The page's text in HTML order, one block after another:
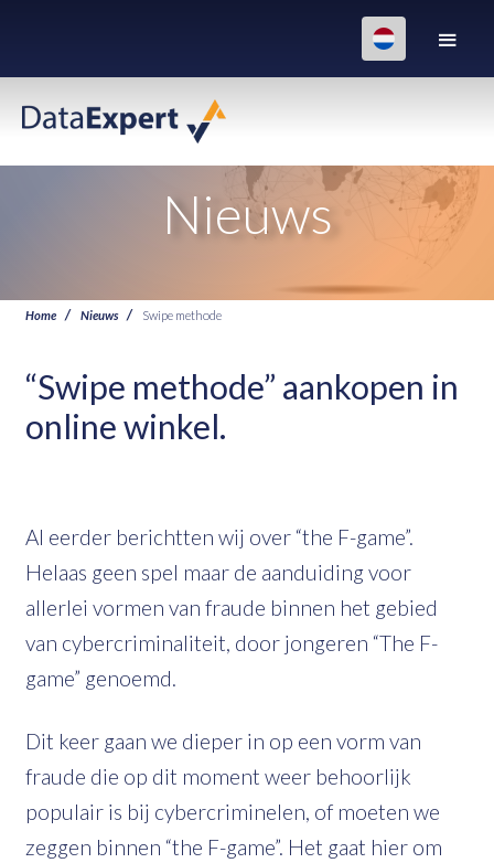
Nieuws
Home Nieuws Swipe methode
“Swipe methode” aankopen in
online winkel.
Al eerder berichtten wij over “the F-game”.
Helaas geen spel maar de aanduiding voor
allerlei vormen van fraude binnen het gebied
van cybercriminaliteit, door jongeren “The F-
game” genoemd.
Dit keer gaan we dieper in op een vorm van
fraude die op dit moment weer behoorlijk
populair is bij cybercriminelen, of moeten we
zeggen binnen “the F-game”. Het gaat hier om